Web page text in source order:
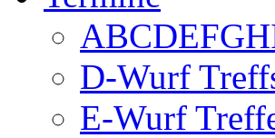
D-Wurf
E-Wurf